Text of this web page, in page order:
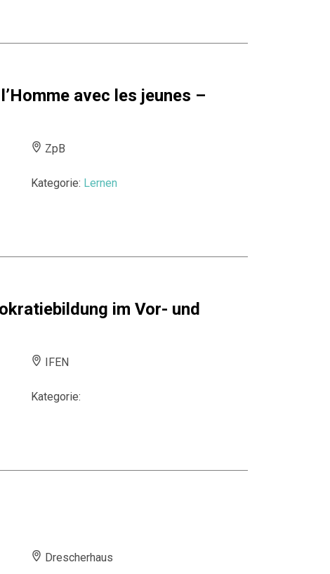
avec les jeunes –
ZpB
Kategorie: Lernen
im Vor- und
IFEN
Kategorie:
Drescherhaus